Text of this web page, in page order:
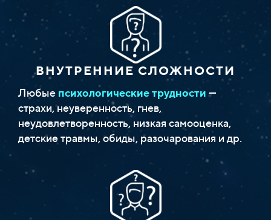
ВНУТРЕННИЕ СЛОЖНОСТИ
Любые психологические трудности —
страхи, неуверенность, гнев,
неудовлетворенность, низкая самооценка,
детские травмы, обиды, разочарования и др.